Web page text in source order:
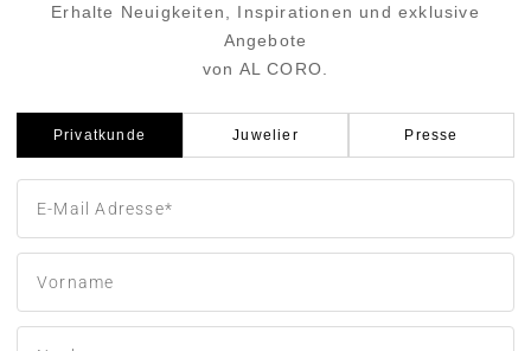
Erhalte Neuigkeiten, Inspirationen und exklusive
Angebote
von AL CORO.
Privatkunde Juwelier Presse